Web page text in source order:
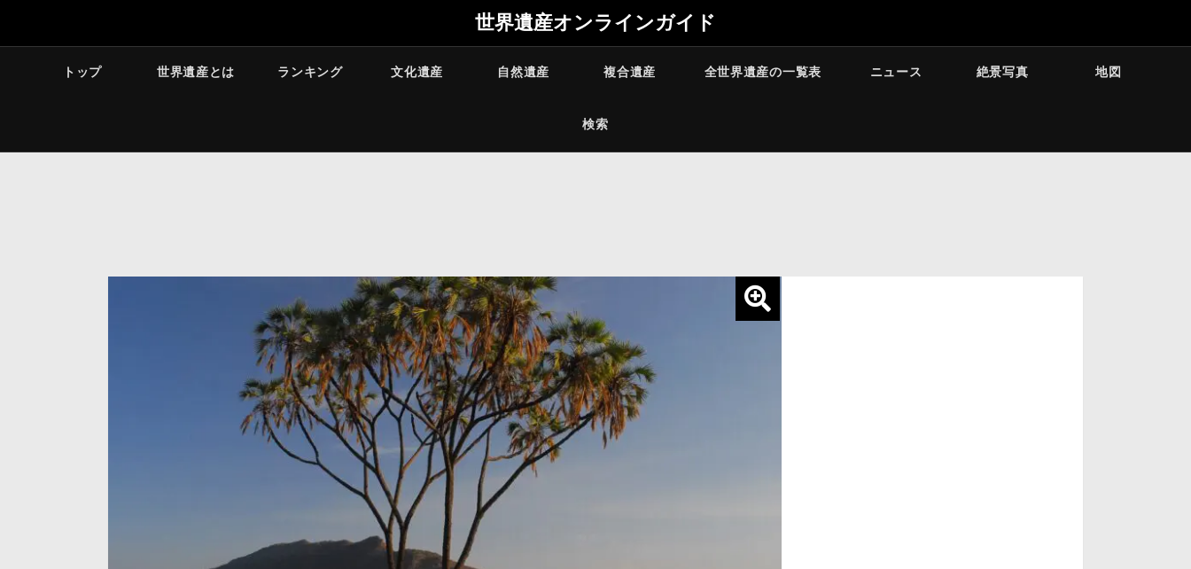
世界遺産オンラインガイド
トップ 世界遺産とは ランキング 文化遺産 自然遺産 複合遺産 全世界遺産の一覧表 ニュース 絶景写真 地図
検索